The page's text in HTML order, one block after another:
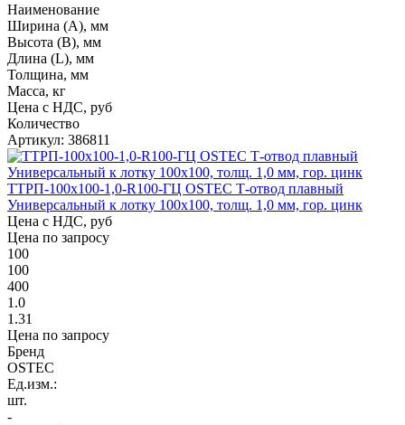
Наименование
Ширина (А), мм
Высота (В), мм
Длина (L), мм
Толщина, мм
Масса, кг
Цена с НДС, руб
Количество
Артикул: 386811
ТТРП-100х100-1,0-R100-ГЦ OSTEC Т-отвод плавный
Универсальный к лотку 100х100, толщ. 1,0 мм, гор. цинк
Цена с НДС, руб
Цена по запросу
100
100
400
1.0
1.31
Цена по запросу
Бренд
OSTEC
Ед.изм.:
шт.
-